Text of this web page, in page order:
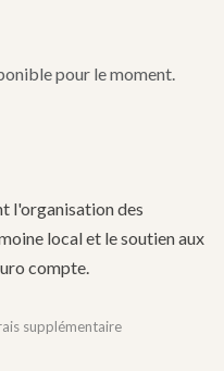
pour le moment.
l'organisation des
local et le soutien aux
compte.
supplémentaire